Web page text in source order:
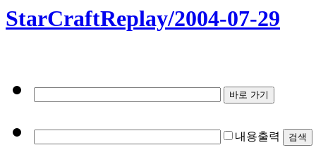
StarCraftReplay/2004-07-29
내용출력